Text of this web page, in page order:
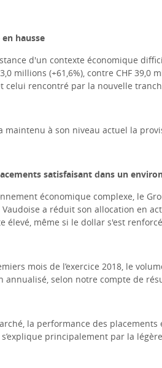
hausse
d'un contexte économique
millions (+61,6%), contre CHF
celui rencontré par la nouvelle
maintenu à son niveau actuel la
satisfaisant dans un
économique complexe, le
Vaudoise a réduit son allocation en
élevé, même si le dollar s'est
mois de l’exercice 2018, le
annualisé, selon notre compte de
la performance des
principalement par la